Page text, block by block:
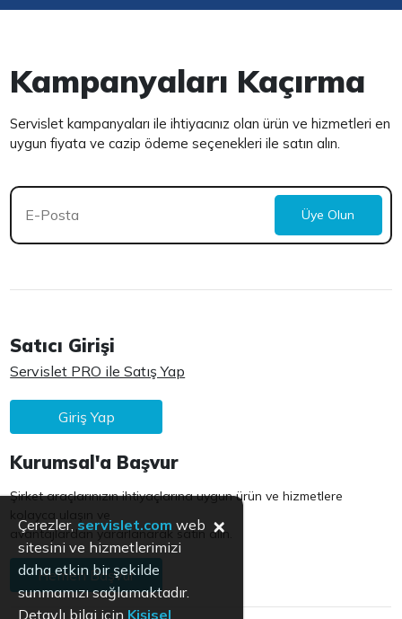
Kampanyaları Kaçırma
Servislet kampanyaları ile ihtiyacınız olan ürün ve hizmetleri en
uygun fiyata ve cazip ödeme seçenekleri ile satın alın.
Üye Olun
Satıcı Girişi
Servislet PRO ile Satış Yap
Giriş Yap
Kurumsal'a Başvur
Şirket araçlarınızın ihtiyaçlarına uygun ürün ve hizmetlere
kolayca ulaşın ve
avantajlardan yararlanarak satın alın.
Hemen Başvur
Çerezler, servislet.com web
sitesini ve hizmetlerimizi
daha etkin bir şekilde
sunmamızı sağlamaktadır.
Detaylı bilgi için Kişisel
×